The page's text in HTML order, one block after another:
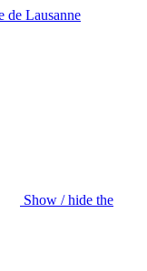
Show / hide the